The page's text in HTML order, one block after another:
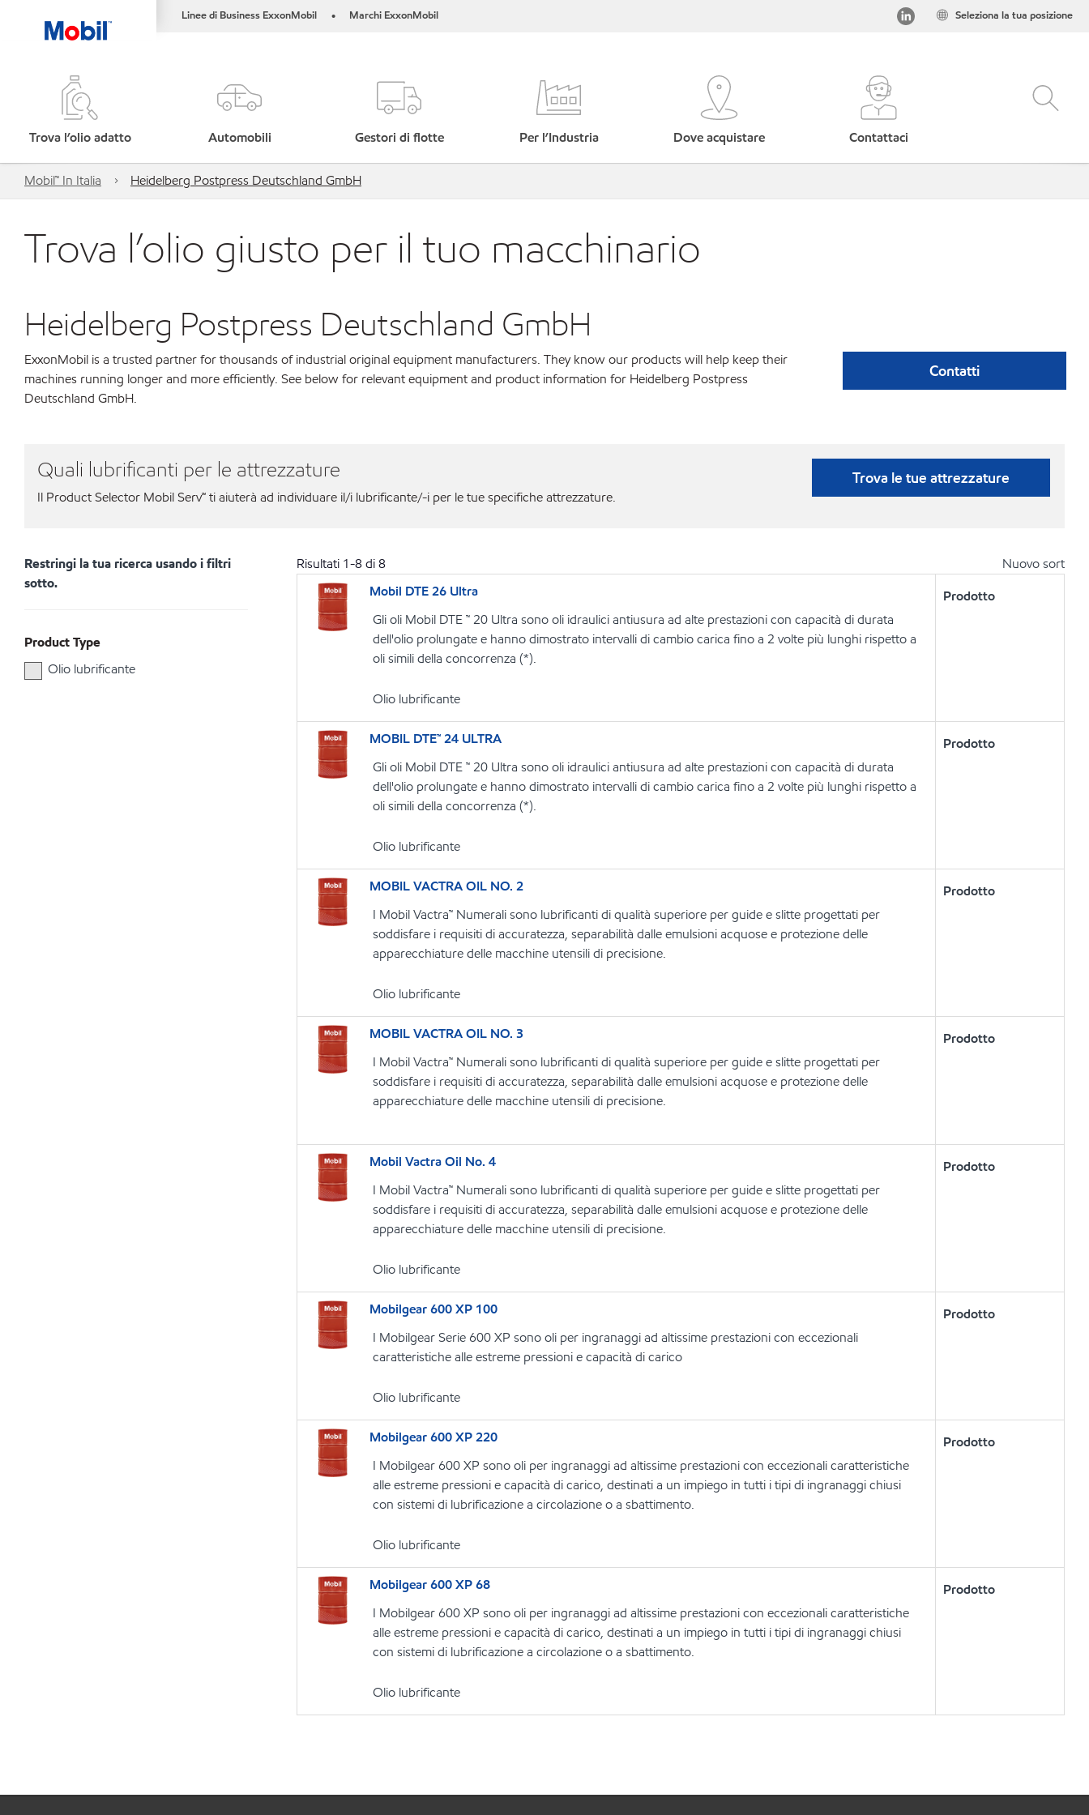
Linee di Business ExxonMobil • Marchi ExxonMobil Seleziona la tua posizione
Trova l’olio adatto Automobili Gestori di flotte Per l’Industria Dove acquistare Contattaci
Mobil™ In Italia Heidelberg Postpress Deutschland GmbH
Trova l’olio giusto per il tuo macchinario
Heidelberg Postpress Deutschland GmbH
ExxonMobil is a trusted partner for thousands of industrial original equipment manufacturers. They know our products will help keep their
machines running longer and more efficiently. See below for relevant equipment and product information for Heidelberg Postpress
Deutschland GmbH.
Contatti
Quali lubrificanti per le attrezzature
Il Product Selector Mobil Serv℠ ti aiuterà ad individuare il/i lubrificante/-i per le tue specifiche attrezzature.
Trova le tue attrezzature
Restringi la tua ricerca usando i filtri
sotto.
Product Type
Olio lubrificante
Risultati 1-8di8
Nuovo sort
Mobil DTE 26 Ultra
Gli oli Mobil DTE ™ 20 Ultra sono oli idraulici antiusura ad alte prestazioni con capacità di durata
dell'olio prolungate e hanno dimostrato intervalli di cambio carica fino a 2 volte più lunghi rispetto a
oli simili della concorrenza (*).
Olio lubrificante
Prodotto
MOBIL DTE™ 24 ULTRA
Gli oli Mobil DTE ™ 20 Ultra sono oli idraulici antiusura ad alte prestazioni con capacità di durata
dell'olio prolungate e hanno dimostrato intervalli di cambio carica fino a 2 volte più lunghi rispetto a
oli simili della concorrenza (*).
Olio lubrificante
Prodotto
MOBIL VACTRA OIL NO. 2
I Mobil Vactra™ Numerali sono lubrificanti di qualità superiore per guide e slitte progettati per
soddisfare i requisiti di accuratezza, separabilità dalle emulsioni acquose e protezione delle
apparecchiature delle macchine utensili di precisione.
Olio lubrificante
Prodotto
MOBIL VACTRA OIL NO. 3
I Mobil Vactra™ Numerali sono lubrificanti di qualità superiore per guide e slitte progettati per
soddisfare i requisiti di accuratezza, separabilità dalle emulsioni acquose e protezione delle
apparecchiature delle macchine utensili di precisione.
Prodotto
Mobil Vactra Oil No. 4
I Mobil Vactra™ Numerali sono lubrificanti di qualità superiore per guide e slitte progettati per
soddisfare i requisiti di accuratezza, separabilità dalle emulsioni acquose e protezione delle
apparecchiature delle macchine utensili di precisione.
Olio lubrificante
Prodotto
Mobilgear 600 XP 100
I Mobilgear Serie 600 XP sono oli per ingranaggi ad altissime prestazioni con eccezionali
caratteristiche alle estreme pressioni e capacità di carico
Olio lubrificante
Prodotto
Mobilgear 600 XP 220
I Mobilgear 600 XP sono oli per ingranaggi ad altissime prestazioni con eccezionali caratteristiche
alle estreme pressioni e capacità di carico, destinati a un impiego in tutti i tipi di ingranaggi chiusi
con sistemi di lubrificazione a circolazione o a sbattimento.
Olio lubrificante
Prodotto
Mobilgear 600 XP 68
I Mobilgear 600 XP sono oli per ingranaggi ad altissime prestazioni con eccezionali caratteristiche
alle estreme pressioni e capacità di carico, destinati a un impiego in tutti i tipi di ingranaggi chiusi
con sistemi di lubrificazione a circolazione o a sbattimento.
Olio lubrificante
Prodotto